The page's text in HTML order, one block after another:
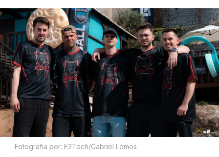
Fotografia por: E2Tech/Gabriel Lemos